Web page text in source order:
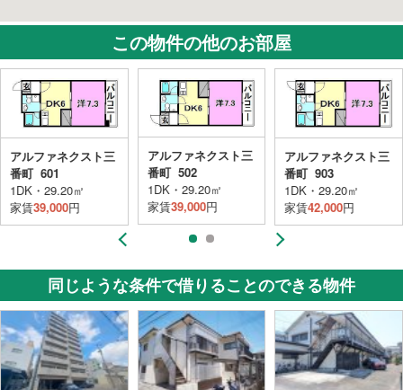
この物件の他のお部屋
アルファネクスト三
番町 601
1DK・29.20㎡
家賃39,000円
アルファネクスト三
番町 502
1DK・29.20㎡
家賃39,000円
アルファネクスト三
番町 903
1DK・29.20㎡
家賃42,000円
同じような条件で借りることのできる物件